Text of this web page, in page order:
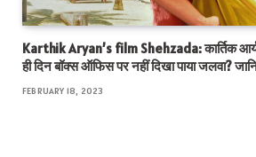
Karthik Aryan’s film Shehzada: कार्तिक
ही दिन बॉक्स ऑफिस पर नहीं दिखा पाया जलवा?
FEBRUARY 18, 2023